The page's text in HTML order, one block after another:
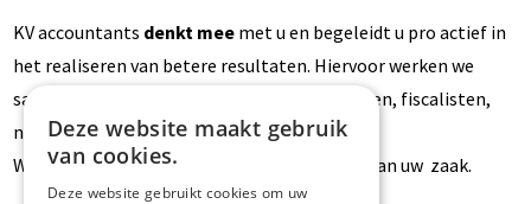
KV accountants denkt mee met u en begeleidt u pro actief in
het realiseren van betere resultaten. Hiervoor werken we
samen met onafhankelijke partners (revisoren, fiscalisten,
notarissen en juristen).
We zorgen voor een permanente opvolging van uw zaak.
Deze website maakt gebruik
van cookies.
Deze website gebruikt cookies om uw